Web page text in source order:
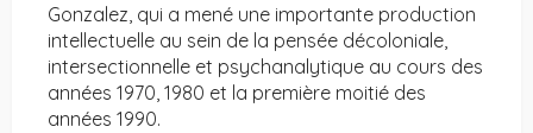
Gonzalez, qui a mené une importante production
intellectuelle au sein de la pensée décoloniale,
intersectionnelle et psychanalytique au cours des
années 1970, 1980 et la première moitié des
années 1990.